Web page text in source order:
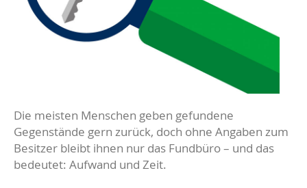
Die meisten Menschen geben gefundene
Gegenstände gern zurück, doch ohne Angaben zum
Besitzer bleibt ihnen nur das Fundbüro – und das
bedeutet: Aufwand und Zeit.